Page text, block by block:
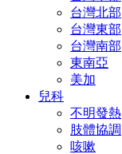
台灣北部
台灣東部
台灣南部
東南亞
美加
兒科
不明發熱
肢體協調
咳嗽